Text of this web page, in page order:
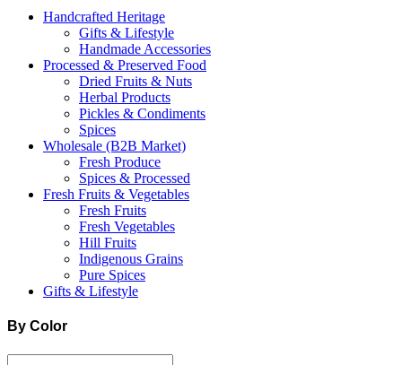
page
Handcrafted Heritage
Gifts & Lifestyle
Handmade Accessories
Processed & Preserved Food
Dried Fruits & Nuts
Herbal Products
Pickles & Condiments
Spices
Wholesale (B2B Market)
Fresh Produce
Spices & Processed
Fresh Fruits & Vegetables
Fresh Fruits
Fresh Vegetables
Hill Fruits
Indigenous Grains
Pure Spices
Gifts & Lifestyle
By Color